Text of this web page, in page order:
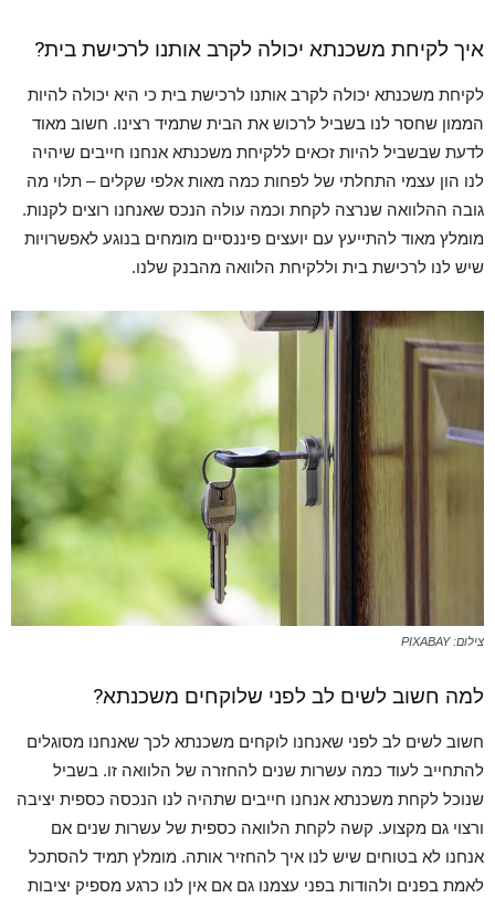
איך לקיחת משכנתא יכולה לקרב אותנו לרכישת בית?
לקיחת משכנתא יכולה לקרב אותנו לרכישת בית כי היא יכולה להיות
הממון שחסר לנו בשביל לרכוש את הבית שתמיד רצינו. חשוב מאוד
לדעת שבשביל להיות זכאים ללקיחת משכנתא אנחנו חייבים שיהיה
לנו הון עצמי התחלתי של לפחות כמה מאות אלפי שקלים – תלוי מה
גובה ההלוואה שנרצה לקחת וכמה עולה הנכס שאנחנו רוצים לקנות.
מומלץ מאוד להתייעץ עם יועצים פיננסיים מומחים בנוגע לאפשרויות
שיש לנו לרכישת בית וללקיחת הלוואה מהבנק שלנו.
צילום: PIXABAY
למה חשוב לשים לב לפני שלוקחים משכנתא?
חשוב לשים לב לפני שאנחנו לוקחים משכנתא לכך שאנחנו מסוגלים
להתחייב לעוד כמה עשרות שנים להחזרה של הלוואה זו. בשביל
שנוכל לקחת משכנתא אנחנו חייבים שתהיה לנו הנכסה כספית יציבה
ורצוי גם מקצוע. קשה לקחת הלוואה כספית של עשרות שנים אם
אנחנו לא בטוחים שיש לנו איך להחזיר אותה. מומלץ תמיד להסתכל
לאמת בפנים ולהודות בפני עצמנו גם אם אין לנו כרגע מספיק יציבות